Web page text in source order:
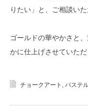
りたい」と、ご相談いた
ゴールドの華やかさと
かに仕上げさせていただ
チョークアート , パステ